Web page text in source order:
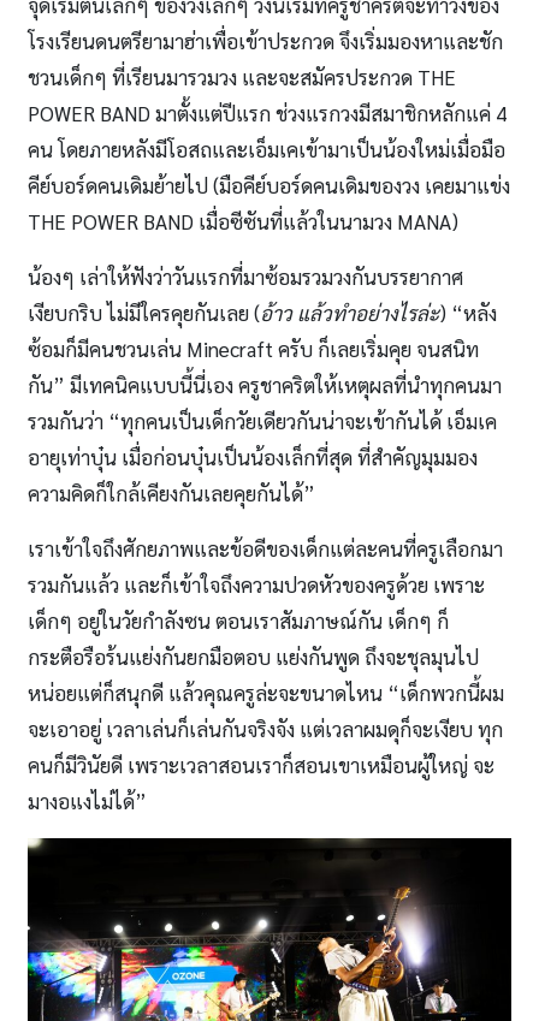
โรงเรียนดนตรียามาฮ่าเพื่อเข้าประกวด จึงเริ่มมองหาและชัก
ชวนเด็กๆ ที่เรียนมารวมวง และจะสมัครประกวด THE
POWER BAND มาตั้งแต่ปีแรก ช่วงแรกวงมีสมาชิกหลักแค่ 4
คน โดยภายหลังมีโอสถและเอ็มเคเข้ามาเป็นน้องใหม่เมื่อมือ
คีย์บอร์ดคนเดิมย้ายไป (มือคีย์บอร์ดคนเดิมของวง เคยมาแข่ง
THE POWER BAND เมื่อซีซันที่แล้วในนามวง MANA)
น้องๆ เล่าให้ฟังว่าวันแรกที่มาซ้อมรวมวงกันบรรยากาศ
เงียบกริบ ไม่มีใครคุยกันเลย (อ้าว แล้วทำอย่างไรล่ะ) “หลัง
ซ้อมก็มีคนชวนเล่น Minecraft ครับ ก็เลยเริ่มคุย จนสนิท
กัน” มีเทคนิคแบบนี้นี่เอง ครูชาคริตให้เหตุผลที่นำทุกคนมา
รวมกันว่า “ทุกคนเป็นเด็กวัยเดียวกันน่าจะเข้ากันได้ เอ็มเค
อายุเท่าบุ๋น เมื่อก่อนบุ๋นเป็นน้องเล็กที่สุด ที่สำคัญมุมมอง
ความคิดก็ใกล้เคียงกันเลยคุยกันได้”
เราเข้าใจถึงศักยภาพและข้อดีของเด็กแต่ละคนที่ครูเลือกมา
รวมกันแล้ว และก็เข้าใจถึงความปวดหัวของครูด้วย เพราะ
เด็กๆ อยู่ในวัยกำลังซน ตอนเราสัมภาษณ์กัน เด็กๆ ก็
กระตือรือร้นแย่งกันยกมือตอบ แย่งกันพูด ถึงจะชุลมุนไป
หน่อยแต่ก็สนุกดี แล้วคุณครูล่ะจะขนาดไหน “เด็กพวกนี้ผม
จะเอาอยู่ เวลาเล่นก็เล่นกันจริงจัง แต่เวลาผมดุก็จะเงียบ ทุก
คนก็มีวินัยดี เพราะเวลาสอนเราก็สอนเขาเหมือนผู้ใหญ่ จะ
มางอแงไม่ได้”